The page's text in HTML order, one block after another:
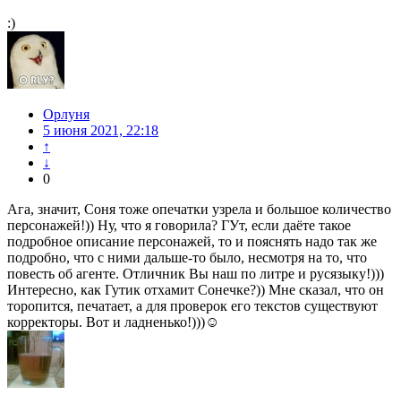
:)
Орлуня
5 июня 2021, 22:18
↑
↓
0
Ага, значит, Соня тоже опечатки узрела и большое количество
персонажей!)) Ну, что я говорила? ГУт, если даёте такое
подробное описание персонажей, то и пояснять надо так же
подробно, что с ними дальше-то было, несмотря на то, что
повесть об агенте. Отличник Вы наш по литре и русязыку!)))
Интересно, как Гутик отхамит Сонечке?)) Мне сказал, что он
торопится, печатает, а для проверок его текстов существуют
корректоры. Вот и ладненько!)))☺